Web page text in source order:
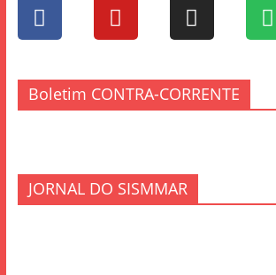
Boletim CONTRA-CORRENTE
JORNAL DO SISMMAR